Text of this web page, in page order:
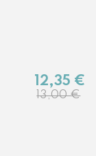
13,00 €
12,35 €